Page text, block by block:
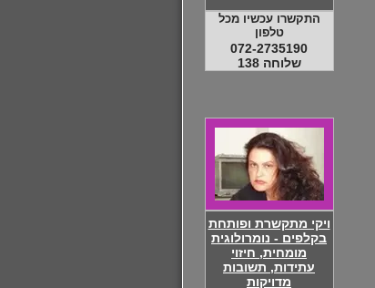
התקשרו עכשיו מכל
טלפון
072-2735190
שלוחה 138
ויקי מתקשרת ופותחת
בקלפים - נומרולוגית
מומחית, חיזוי
עתידות, תשובות
מדויקות